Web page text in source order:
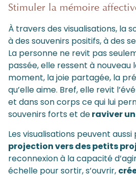
Stimuler la mémoire
À travers des visualisations, la
à des souvenirs positifs, à des
La personne ne revit pas
passée, elle ressent à nouveau
moment, la joie partagée, la
qu’elle aime. Bref, elle revit
et dans son corps ce qui lui
souvenirs forts et deraviver
Les visualisations peuvent
projection vers des petits
reconnexion à la capacité
échelle pour sortir, s’ouvrir,